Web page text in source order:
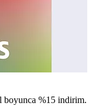
boyunca %15 indirim.